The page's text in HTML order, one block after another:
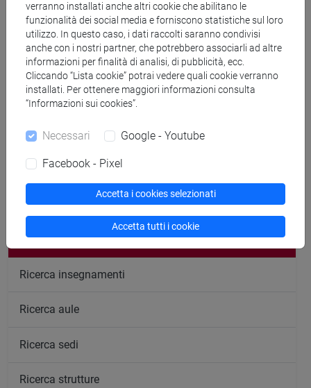
Venezia - San Giobbe - Dipartimento di Management
studio n. 210 secondo piano ala C1
Previo appuntamento mail: bergamin@unive.it
N.B. Si prega di verificare eventuali variazioni nell'apposita
scheda "AVVISI"
segui il feed
Cerca nel sito
Ricerca persone
Ricerca insegnamenti
Ricerca aule
Ricerca sedi
Ricerca strutture
verranno installati anche altri cookie che abilitano le
funzionalità dei social media e forniscono statistiche sul loro
utilizzo. In questo caso, i dati raccolti saranno condivisi
anche con i nostri partner, che potrebbero associarli ad altre
informazioni per finalità di analisi, di pubblicità, ecc.
Cliccando “Lista cookie” potrai vedere quali cookie verranno
installati. Per ottenere maggiori informazioni consulta
“Informazioni sui cookies”.
Necessari Google - Youtube
Facebook - Pixel
Accetta i cookies selezionati
Accetta tutti i cookie